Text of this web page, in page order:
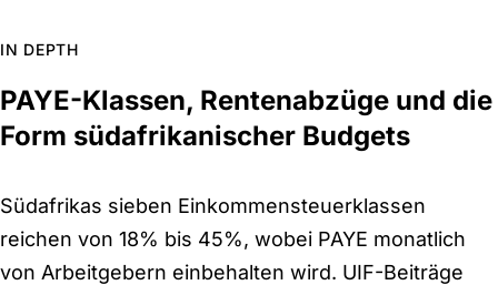
IN DEPTH
PAYE-Klassen, Rentenabzüge und die
Form südafrikanischer Budgets
Südafrikas sieben Einkommensteuerklassen
reichen von 18% bis 45%, wobei PAYE monatlich
von Arbeitgebern einbehalten wird. UIF-Beiträge